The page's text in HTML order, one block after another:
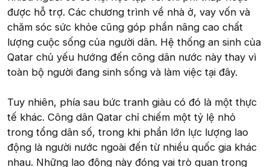
được hỗ trợ. Các chương trình về nhà ở, vay vốn và
chăm sóc sức khỏe cũng góp phần nâng cao chất
lượng cuộc sống của người dân. Hệ thống an sinh của
Qatar chủ yếu hướng đến công dân nước này thay vì
toàn bộ người đang sinh sống và làm việc tại đây.
Tuy nhiên, phía sau bức tranh giàu có đó là một thực
tế khác. Công dân Qatar chỉ chiếm một tỷ lệ nhỏ
trong tổng dân số, trong khi phần lớn lực lượng lao
động là người nước ngoài đến từ nhiều quốc gia khác
nhau. Những lao động này đóng vai trò quan trọng